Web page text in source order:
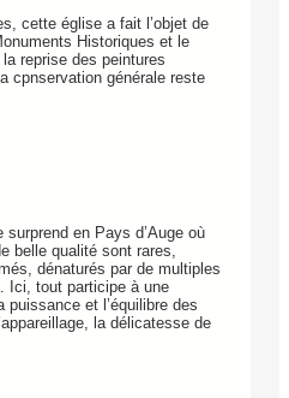
cette église a fait l’objet de
Historiques et le
reprise des peintures
cpnservation générale reste
surprend en Pays d’Auge où
belle qualité sont rares,
dénaturés par de multiples
. Ici, tout participe à une
et l’équilibre des
la délicatesse de